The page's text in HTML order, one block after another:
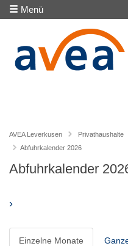
Menü
AVEA Leverkusen Privathaushalte
Abfuhrkalender 2026
Abfuhrkalender
›
Einzelne Monate